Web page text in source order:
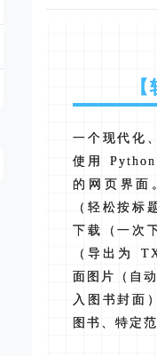
一个现代化
使用
的网页界面
（轻松按标
下载（一次
（导出为
面图片（自
入图书封面
图书、特定